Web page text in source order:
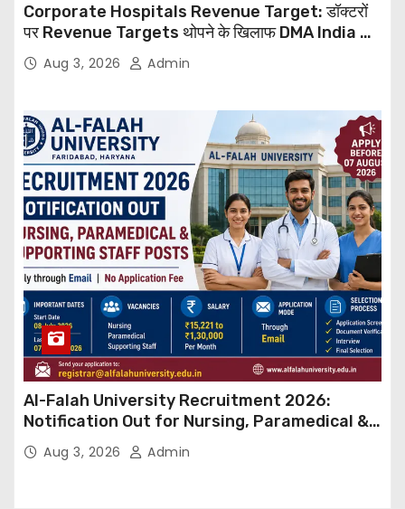
Corporate Hospitals Revenue Target: डॉक्टरों
पर Revenue Targets थोपने के खिलाफ DMA India का
बड़ा कदम, NHRC से Suo Motu जांच की मांग
Aug 3, 2026 Admin
Al-Falah University Recruitment 2026:
Notification Out for Nursing, Paramedical &
Supporting Staff Posts, Apply Through Email
Aug 3, 2026 Admin